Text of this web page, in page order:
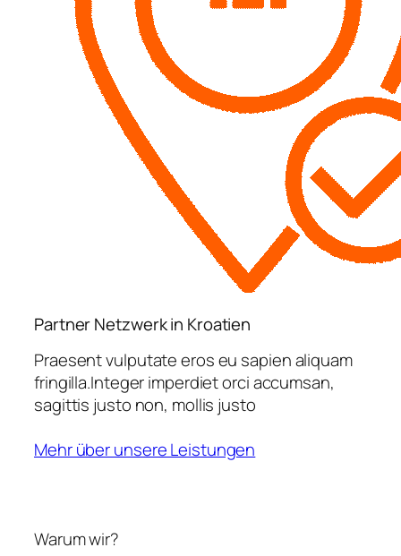
Partner Netzwerk in Kroatien
Praesent vulputate eros eu sapien aliquam
fringilla.Integer imperdiet orci accumsan,
sagittis justo non, mollis justo
Mehr über unsere Leistungen
Warum wir?